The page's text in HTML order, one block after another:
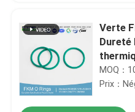
Verte
Dureté
MOQ：
Prix：